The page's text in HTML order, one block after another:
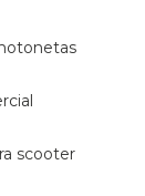
scooter